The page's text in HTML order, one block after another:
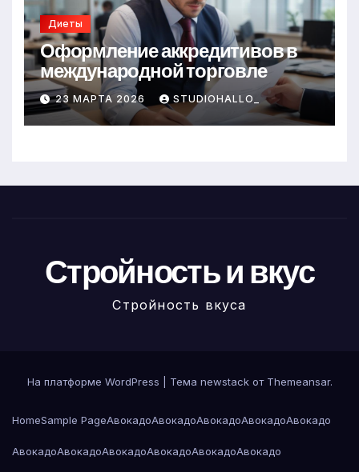
Диеты
Оформление аккредитивов в
международной торговле
23 МАРТА 2026 STUDIOHALLO_
Стройность и вкус
Стройность вкуса
На платформе WordPress Тема newstack от Themeansar.
HomeSample PageАвокадоАвокадоАвокадоАвокадоАвокадо
АвокадоАвокадоАвокадоАвокадоАвокадоАвокадо